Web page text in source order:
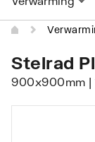
Stelrad
900x900mm |